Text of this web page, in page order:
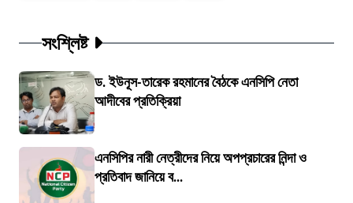
সংশ্লিষ্ট
ড. ইউনূস-তারেক রহমানের বৈঠকে এনসিপি নেতা
আদীবের প্রতিক্রিয়া
এনসিপির নারী নেত্রীদের নিয়ে অপপ্রচারের নিন্দা ও
প্রতিবাদ জানিয়ে ব...